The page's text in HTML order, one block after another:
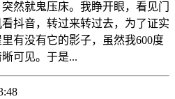
然就鬼压床。我睁开眼，看见门
抖音，转过来转过去，为了证实
有没有它的影子，虽然我600度
可见。于是...